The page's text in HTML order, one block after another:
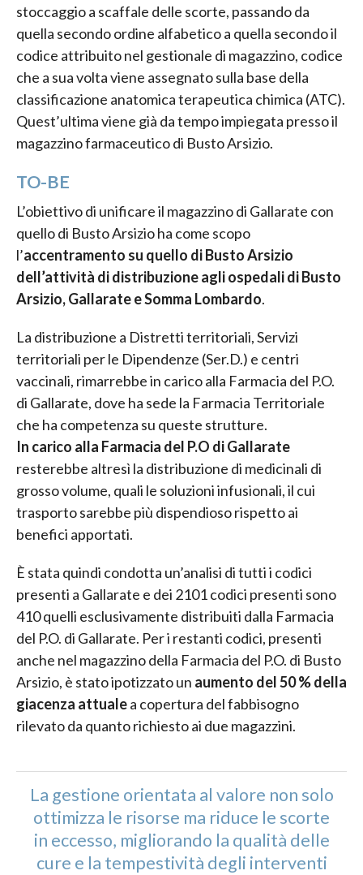
stoccaggio a scaffale delle scorte, passando da
quella secondo ordine alfabetico a quella secondo il
codice attribuito nel gestionale di magazzino, codice
che a sua volta viene assegnato sulla base della
classificazione anatomica terapeutica chimica (ATC).
Quest’ultima viene già da tempo impiegata presso il
magazzino farmaceutico di Busto Arsizio.
TO-BE
L’obiettivo di unificare il magazzino di Gallarate con
quello di Busto Arsizio ha come scopo
l’accentramento su quello di Busto Arsizio
dell’attività di distribuzione agli ospedali di Busto
Arsizio, Gallarate e Somma Lombardo.
La distribuzione a Distretti territoriali, Servizi
territoriali per le Dipendenze (Ser.D.) e centri
vaccinali, rimarrebbe in carico alla Farmacia del P.O.
di Gallarate, dove ha sede la Farmacia Territoriale
che ha competenza su queste strutture.
In carico alla Farmacia del P.O di Gallarate
resterebbe altresì la distribuzione di medicinali di
grosso volume, quali le soluzioni infusionali, il cui
trasporto sarebbe più dispendioso rispetto ai
benefici apportati.
È stata quindi condotta un’analisi di tutti i codici
presenti a Gallarate e dei 2101 codici presenti sono
410 quelli esclusivamente distribuiti dalla Farmacia
del P.O. di Gallarate. Per i restanti codici, presenti
anche nel magazzino della Farmacia del P.O. di Busto
Arsizio, è stato ipotizzato un aumento del 50 % della
giacenza attualea copertura del fabbisogno
rilevato da quanto richiesto ai due magazzini.
La gestione orientata al valore non solo
ottimizza le risorse ma riduce le scorte
in eccesso, migliorando la qualità delle
cure e la tempestività degli interventi